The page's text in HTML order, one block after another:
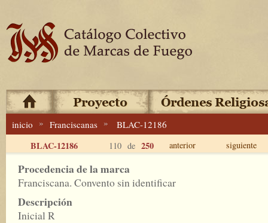
inicio » Franciscanas » BLAC-12186
BLAC-12186 110 de 250 anterior siguiente
Procedencia de la marca
Franciscana. Convento sin identificar
Descripción
Inicial R